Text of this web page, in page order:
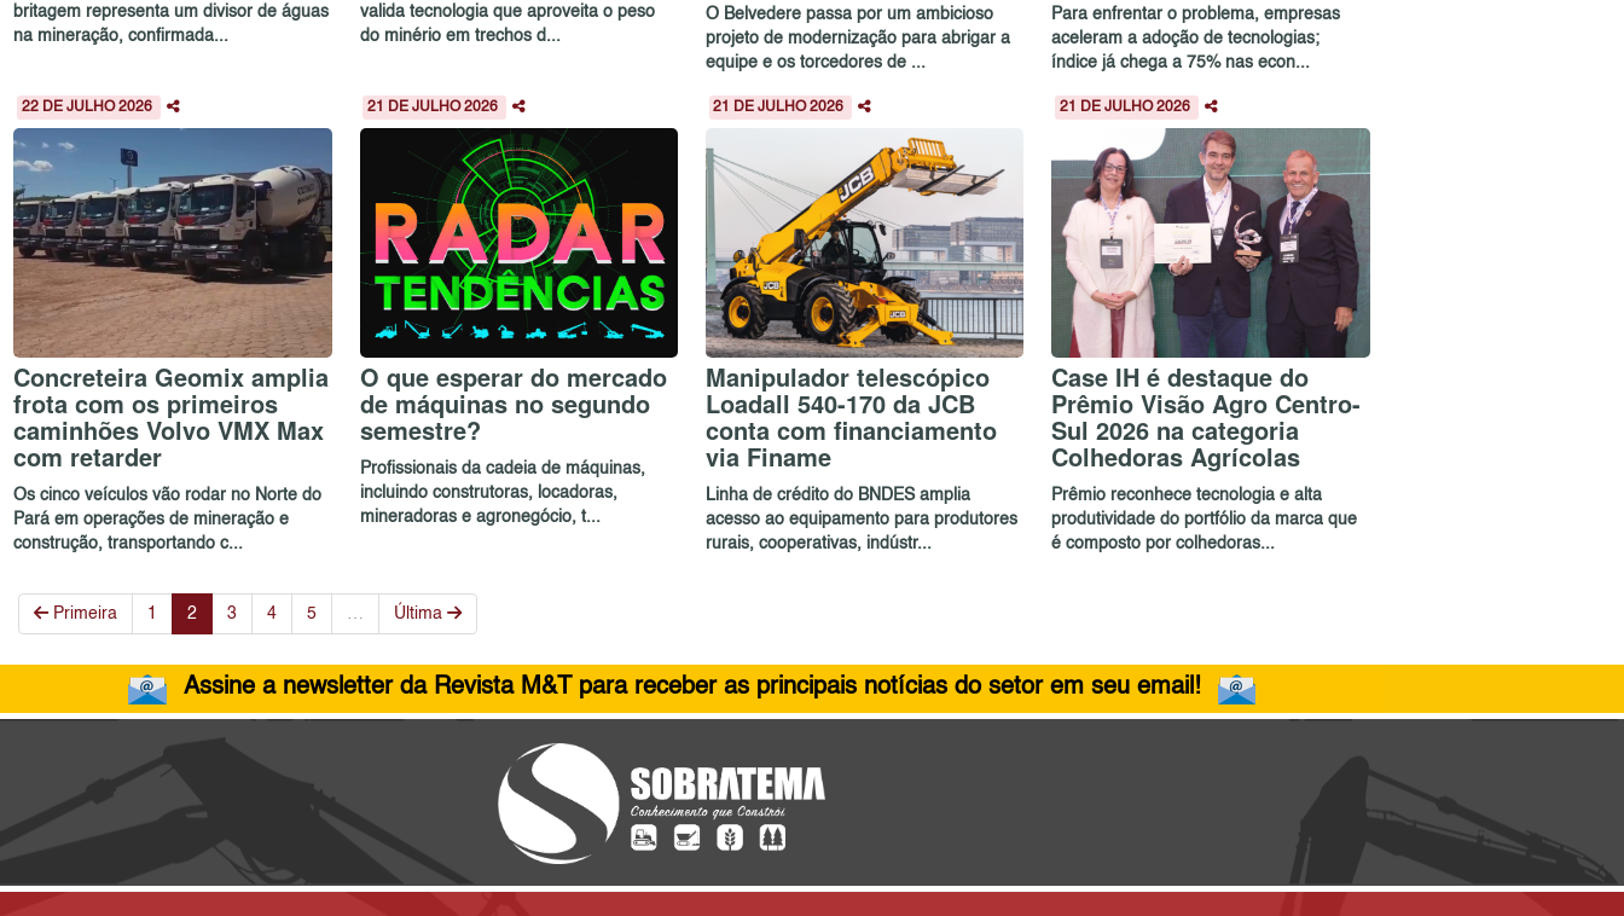
britagem representa um divisor de águas
na mineração, confirmada...
valida tecnologia que aproveita o peso
do minério em trechos d...
O Belvedere passa por um ambicioso
projeto de modernização para abrigar a
equipe e os torcedores de ...
Para enfrentar o problema, empresas
aceleram a adoção de tecnologias;
índice já chega a 75% nas econ...
22 DE JULHO 2026
Concreteira Geomix amplia
frota com os primeiros
caminhões Volvo VMX Max
com retarder
Os cinco veículos vão rodar no Norte do
Pará em operações de mineração e
construção, transportando c...
21 DE JULHO 2026
O que esperar do mercado
de máquinas no segundo
semestre?
Profissionais da cadeia de máquinas,
incluindo construtoras, locadoras,
mineradoras e agronegócio, t...
21 DE JULHO 2026
Manipulador telescópico
Loadall 540-170 da JCB
conta com financiamento
via Finame
Linha de crédito do BNDES amplia
acesso ao equipamento para produtores
rurais, cooperativas, indústr...
21 DE JULHO 2026
Case IH é destaque do
Prêmio Visão Agro Centro-
Sul 2026 na categoria
Colhedoras Agrícolas
Prêmio reconhece tecnologia e alta
produtividade do portfólio da marca que
é composto por colhedoras...
Primeira 1 2 3 4 5 … Última
Assine a newsletter da Revista M&T para receber as principais notícias do setor em seu email!